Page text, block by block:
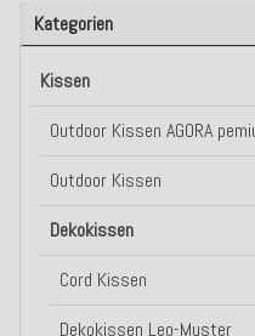
Kategorien
Kissen
Outdoor Kissen AGORA
Outdoor Kissen
Dekokissen
Cord Kissen
Dekokissen Leo-Muster